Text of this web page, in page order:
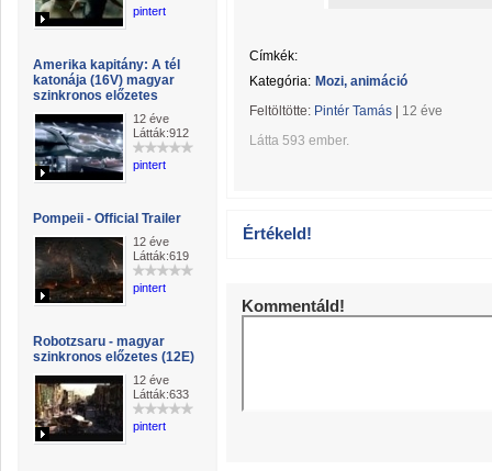
pintert
Amerika kapitány: A tél
katonája (16V) magyar
szinkronos előzetes
12 éve
Látták:912
pintert
Pompeii - Official Trailer
12 éve
Látták:619
pintert
Robotzsaru - magyar
szinkronos előzetes (12E)
12 éve
Látták:633
pintert
Címkék:
Kategória: Mozi, animáció
Feltöltötte: Pintér Tamás
12 éve
Látta 593 ember.
Értékeld!
Kommentáld!